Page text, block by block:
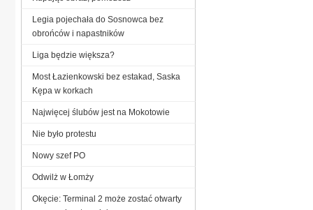
Legia pojechała do Sosnowca bez
obrońców i napastników
Liga będzie większa?
Most Łazienkowski bez estakad, Saska
Kępa w korkach
Najwięcej ślubów jest na Mokotowie
Nie było protestu
Nowy szef PO
Odwilż w Łomży
Okęcie: Terminal 2 może zostać otwarty